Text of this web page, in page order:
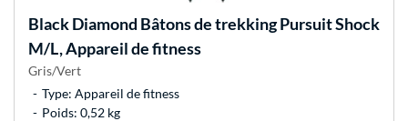
Black Diamond Bâtons de trekking Pursuit Shock
M/L, Appareil de fitness
Gris/Vert
Type: Appareil de fitness
Poids: 0,52 kg